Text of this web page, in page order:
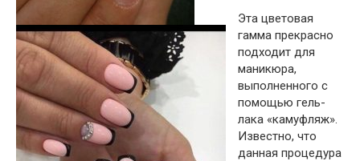
Эта цветовая
гамма прекрасно
подходит для
маникюра,
выполненного с
помощью гель-
лака «камуфляж».
Известно, что
данная процедура